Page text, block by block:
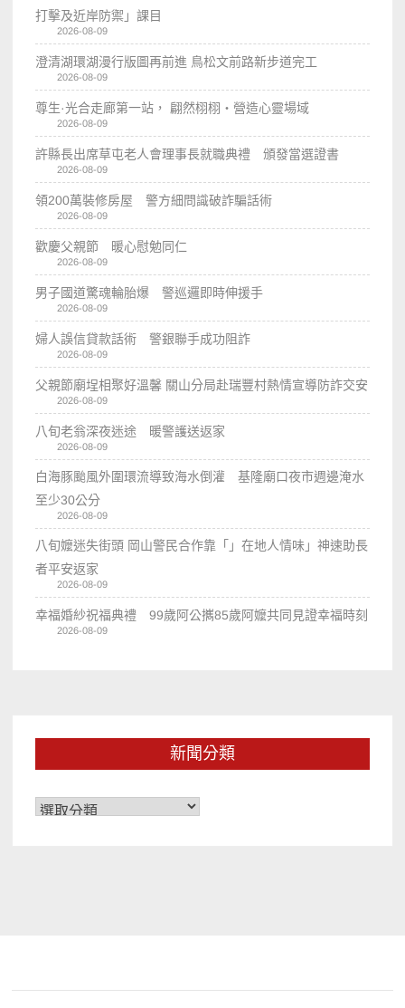
打擊及近岸防禦」課目
2026-08-09
澄清湖環湖漫行版圖再前進 鳥松文前路新步道完工
2026-08-09
尊生·光合走廊第一站， 翩然栩栩・營造心靈場域
2026-08-09
許縣長出席草屯老人會理事長就職典禮 頒發當選證書
2026-08-09
領200萬裝修房屋 警方細問識破詐騙話術
2026-08-09
歡慶父親節 暖心慰勉同仁
2026-08-09
男子國道驚魂輪胎爆 警巡邏即時伸援手
2026-08-09
婦人誤信貸款話術 警銀聯手成功阻詐
2026-08-09
父親節廟埕相聚好溫馨 關山分局赴瑞豐村熱情宣導防詐交安
2026-08-09
八旬老翁深夜迷途 暖警護送返家
2026-08-09
白海豚颱風外圍環流導致海水倒灌 基隆廟口夜市週邊淹水
至少30公分
2026-08-09
八旬嬤迷失街頭 岡山警民合作靠「」在地人情味」神速助長
者平安返家
2026-08-09
幸福婚紗祝福典禮 99歲阿公𢹂85歲阿嬤共同見證幸福時刻
2026-08-09
新聞分類
新